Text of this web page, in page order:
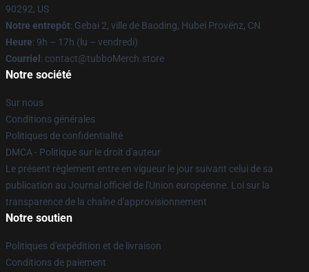
90292, US
Notre entrepôt: Gebai 2, ville de Baoding, Hubei Provënz, CN
Heure: 9h – 17h (lu – vendredi)
Courriel : contact@tubboMerch.store
Notre société
Sur nous
Conditions générales
Politiques de confidentialité
DMCA - Politique sur le droit d'auteur
Le présent règlement entre en vigueur le jour suivant celui de sa
publication au Journal officiel de l'Union européenne. Loi sur la
transparence de la chaîne d'approvisionnement
Notre soutien
Politiques d'expédition et de livraison
Conditions de paiement